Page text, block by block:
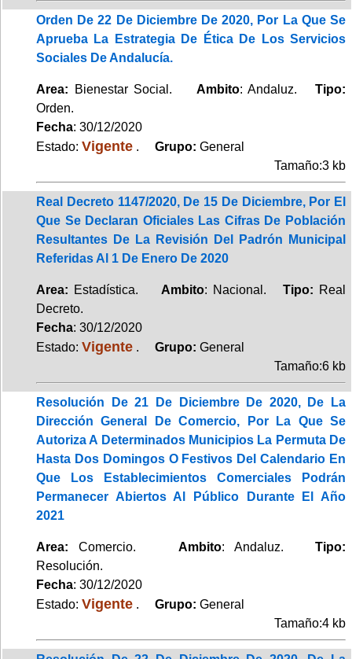
Orden De 22 De Diciembre De 2020, Por La Que Se
Aprueba La Estrategia De Ética De Los Servicios
Sociales De Andalucía.
Area: Bienestar Social. Ambito: Andaluz.Tipo:
Orden.
Fecha: 30/12/2020
Estado: Vigente . Grupo: General
Tamaño:3 kb
Real Decreto 1147/2020, De 15 De Diciembre, Por El
Que Se Declaran Oficiales Las Cifras De Población
Resultantes De La Revisión Del Padrón Municipal
Referidas Al 1 De Enero De 2020
Area: Estadística. Ambito: Nacional. Tipo: Real
Decreto.
Fecha: 30/12/2020
Estado: Vigente . Grupo: General
Tamaño:6 kb
Resolución De 21 De Diciembre De 2020, De La
Dirección General De Comercio, Por La Que Se
Autoriza A Determinados Municipios La Permuta De
Hasta Dos Domingos O Festivos Del Calendario En
Que Los Establecimientos Comerciales Podrán
Permanecer Abiertos Al Público Durante El Año
2021
Area: Comercio. Ambito: Andaluz.Tipo:
Resolución.
Fecha: 30/12/2020
Estado: Vigente . Grupo: General
Tamaño:4 kb